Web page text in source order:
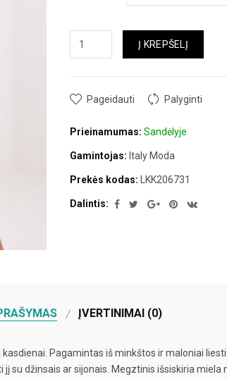
Į KREPŠELĮ
Pageidauti Palyginti
Prieinamumas: Sandėlyje
Gamintojas: Italy Moda
Prekės kodas: LKK206731
Dalintis:
ĮVERTINIMAI (0)
Pagamintas iš minkštos ir maloniai
su džinsais ar sijonais. Megztinis išsiskiria